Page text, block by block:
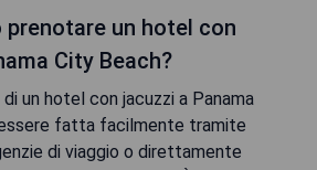
prenotare un hotel con
City Beach?
un hotel con jacuzzi a Panama
fatta facilmente tramite
di viaggio o direttamente